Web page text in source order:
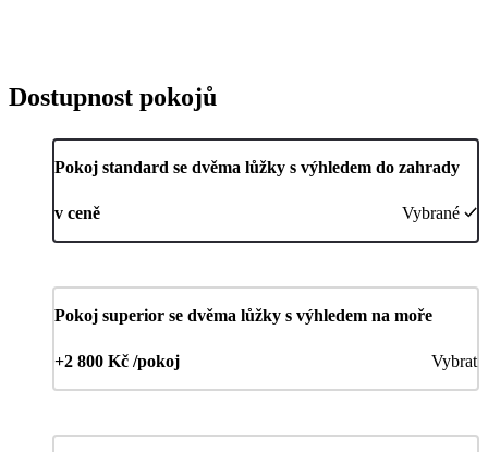
Dostupnost pokojů
Pokoj standard se dvěma lůžky s výhledem do zahrady
v ceně Vybrané
Pokoj superior se dvěma lůžky s výhledem na moře
+2 800 Kč /pokoj Vybrat